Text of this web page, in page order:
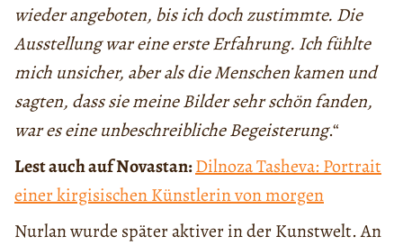
wieder angeboten, bis ich doch zustimmte. Die
Ausstellung war eine erste Erfahrung. Ich fühlte
mich unsicher, aber als die Menschen kamen und
sagten, dass sie meine Bilder sehr schön fanden,
war es eine unbeschreibliche Begeisterung.“
Lest auch auf Novastan:Dilnoza Tasheva: Portrait
einer kirgisischen Künstlerin von morgen
Nurlan wurde später aktiver in der Kunstwelt. An